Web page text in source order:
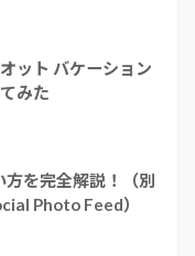
ット バケーション
みた
を完全解説！（別
Photo Feed）